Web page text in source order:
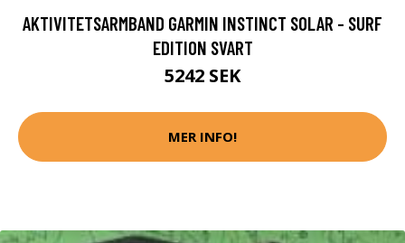
AKTIVITETSARMBAND GARMIN INSTINCT SOLAR - SURF
EDITION SVART
5242 SEK
MER INFO!